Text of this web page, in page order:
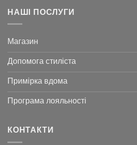
НАШІ ПОСЛУГИ
Магазин
Допомога стиліста
Примірка вдома
Програма лояльності
КОНТАКТИ